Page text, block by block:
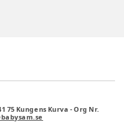
75 Kungens Kurva -Org Nr.